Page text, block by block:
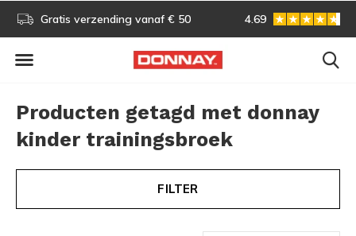
Gratis verzending vanaf € 50 Gratis omruilen
4.69
Producten getagd met donnay
kinder trainingsbroek
FILTER